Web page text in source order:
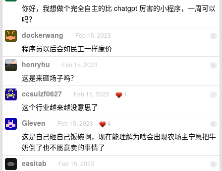
你好，我想做个完全自主的比 chatgpt 厉害的小程序，一周可以
吗？
5
dockerwang Feb 15, 2023
程序员以后会如民工一样廉价
6
henryhu Feb 15, 2023
这是来砸场子吗？
7
ccsulzf0627 Feb 15, 2023 1
这个行业越来越没意思了
8
Gleven Feb 15, 2023 4
这是自己砸自己饭碗啊，现在能理解为啥会出现农场主宁愿把牛
奶倒了也不愿意卖的事情了
9
easitab Feb 15, 2023